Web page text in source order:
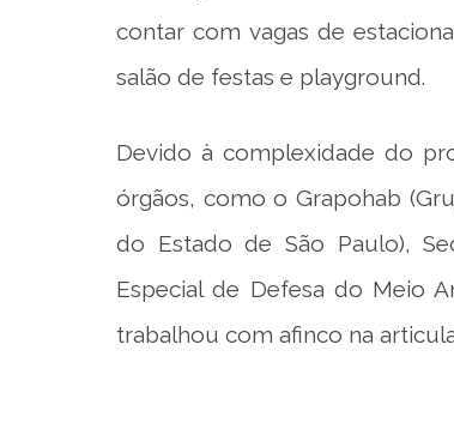
contar com vagas de
salão de festas e playground.
Devido à complexidade do
órgãos, como o Grapohab
do Estado de São Paulo),
Especial de Defesa do Meio
trabalhou com afinco na